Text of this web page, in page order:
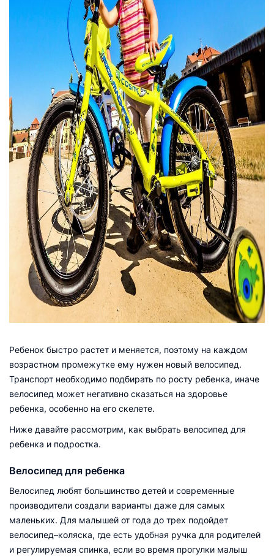
Ребенок быстро растет и меняется, поэтому на каждом
возрастном промежутке ему нужен новый велосипед.
Транспорт необходимо подбирать по росту ребенка, иначе
велосипед может негативно сказаться на здоровье
ребенка, особенно на его скелете.
Ниже давайте рассмотрим, как выбрать велосипед для
ребенка и подростка.
Велосипед для ребенка
Велосипед любят большинство детей и современные
производители создали варианты даже для самых
маленьких. Для малышей от года до трех подойдет
велосипед–коляска, где есть удобная ручка для родителей
и регулируемая спинка, если во время прогулки малыш